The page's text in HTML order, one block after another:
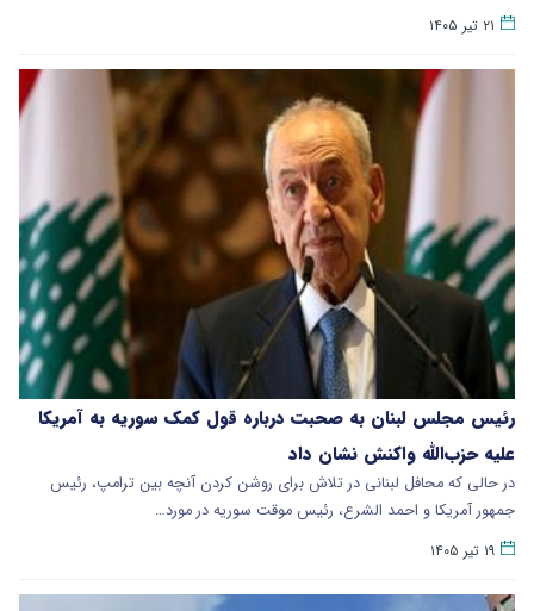
۲۱ تیر ۱۴۰۵
رئیس مجلس لبنان به صحبت‌ درباره قول کمک سوریه به آمریکا
علیه حزب‌الله واکنش نشان داد
در حالی که محافل لبنانی در تلاش برای روشن کردن آنچه بین ترامپ، رئیس
جمهور آمریکا و احمد الشرع، رئیس موقت سوریه در مورد…
۱۹ تیر ۱۴۰۵